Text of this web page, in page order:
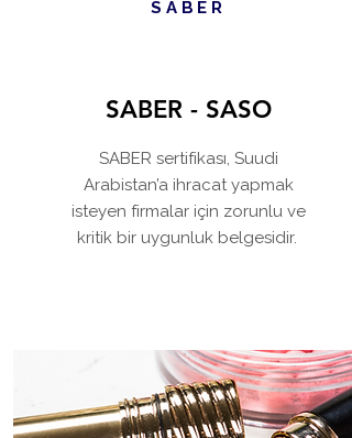
SABER
SABER - SASO
SABER sertifikası, Suudi
Arabistan’a ihracat yapmak
isteyen firmalar için zorunlu ve
kritik bir uygunluk belgesidir.